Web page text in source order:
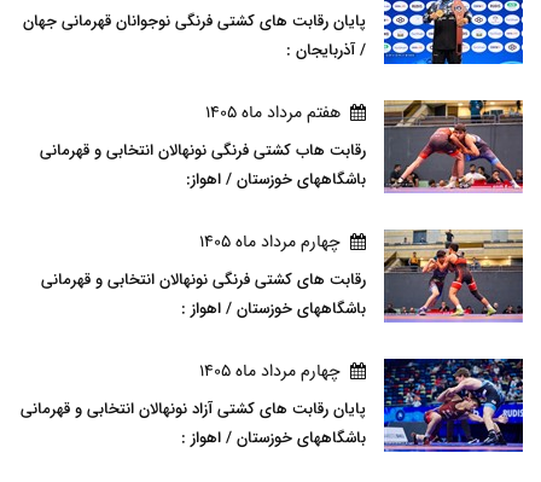
پایان رقابت های کشتی فرنگی نوجوانان قهرمانی جهان
/ آذربایجان :
هفتم مرداد ماه 1405
رقابت هاب کشتی فرنگی نونهالان انتخابی و قهرمانی
باشگاههای خوزستان / اهواز:
چهارم مرداد ماه 1405
رقابت های کشتی فرنگی نونهالان انتخابی و قهرمانی
باشگاههای خوزستان / اهواز :
چهارم مرداد ماه 1405
پایان رقابت های کشتی آزاد نونهالان انتخابی و قهرمانی
باشگاههای خوزستان / اهواز :